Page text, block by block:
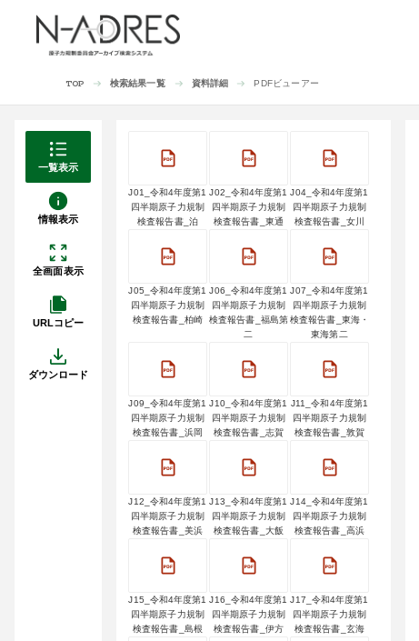
TOP 検索結果一覧 資料詳細 PDFビューアー
一覧表示
情報表示
全画面表示
URLコピー
ダウンロード
J01_令和4年度第1
四半期原子力規制
検査報告書_泊
J02_令和4年度第1
四半期原子力規制
検査報告書_東通
J04_令和4年度第1
四半期原子力規制
検査報告書_女川
J05_令和4年度第1
四半期原子力規制
検査報告書_柏崎
J06_令和4年度第1
四半期原子力規制
検査報告書_福島第
二
J07_令和4年度第1
四半期原子力規制
検査報告書_東海・
東海第二
J09_令和4年度第1
四半期原子力規制
検査報告書_浜岡
J10_令和4年度第1
四半期原子力規制
検査報告書_志賀
J11_令和4年度第1
四半期原子力規制
検査報告書_敦賀
J12_令和4年度第1
四半期原子力規制
検査報告書_美浜
J13_令和4年度第1
四半期原子力規制
検査報告書_大飯
J14_令和4年度第1
四半期原子力規制
検査報告書_高浜
J15_令和4年度第1
四半期原子力規制
検査報告書_島根
J16_令和4年度第1
四半期原子力規制
検査報告書_伊方
J17_令和4年度第1
四半期原子力規制
検査報告書_玄海